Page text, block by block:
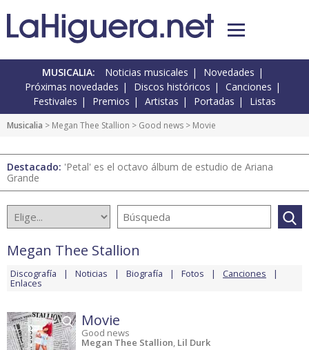
MUSICALIA: Noticias musicales
Novedades
Próximas novedades
Discos históricos
Canciones
Festivales
Premios Artistas Portadas Listas
Musicalia > Megan Thee Stallion > Good news > Movie
Destacado: 'Petal' es el octavo álbum de estudio de Ariana
Grande
Megan Thee Stallion
Discografía Noticias Biografía Fotos Canciones
Enlaces
Movie
Good news
Megan Thee Stallion, Lil Durk